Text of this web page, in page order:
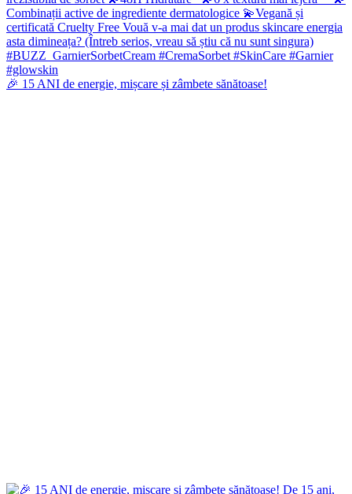
🎉 15 ANI de energie, mișcare și zâmbete sănătoase!